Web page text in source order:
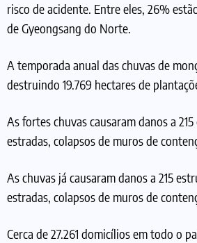
risco de acidente. Entre eles, 26%
de Gyeongsang do Norte.
A temporada anual das chuvas de
destruindo 19.769 hectares de
As fortes chuvas causaram danos a
estradas, colapsos de muros de
As chuvas já causaram danos a 215
estradas, colapsos de muros de
Cerca de 27.261 domicílios em todo o